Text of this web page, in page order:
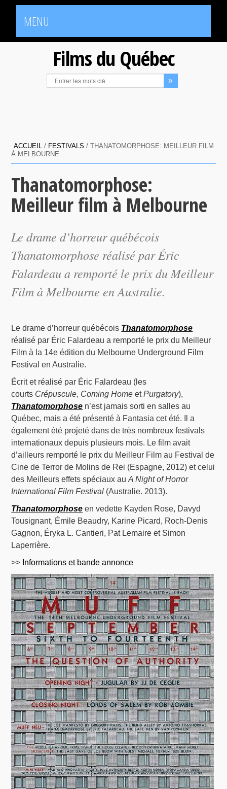
MENU
Films du Québec
ACCUEIL / FESTIVALS /THANATOMORPHOSE: MEILLEUR FILM
À MELBOURNE
Thanatomorphose:
Meilleur film à Melbourne
Le drame d’horreur québécois
Thanatomorphose réalisé par Éric
Falardeau a remporté le prix du Meilleur
Film à Melbourne en Australie.
Le drame d’horreur québécois Thanatomorphose
réalisé par Éric Falardeau a remporté le prix du Meilleur
Film à la 14e édition du Melbourne Underground Film
Festival en Australie.
Écrit et réalisé par Éric Falardeau (les
courts Crépuscule, Coming Home etPurgatory),
Thanatomorphose n’est jamais sorti en salles au
Québec, mais a été présenté à Fantasia cet été. Il a
également été projeté dans de très nombreux festivals
internationaux depuis plusieurs mois. Le film avait
d’ailleurs remporté le prix du Meilleur Film au Festival de
Cine de Terror de Molins de Rei (Espagne, 2012) et celui
des Meilleurs effets spéciaux auA Night of Horror
International Film Festival (Australie. 2013).
Thanatomorphose en vedette Kayden Rose, Davyd
Tousignant, Émile Beaudry, Karine Picard, Roch-Denis
Gagnon, Éryka L. Cantieri, Pat Lemaire et Simon
Laperrière.
>> Informations et bande annonce